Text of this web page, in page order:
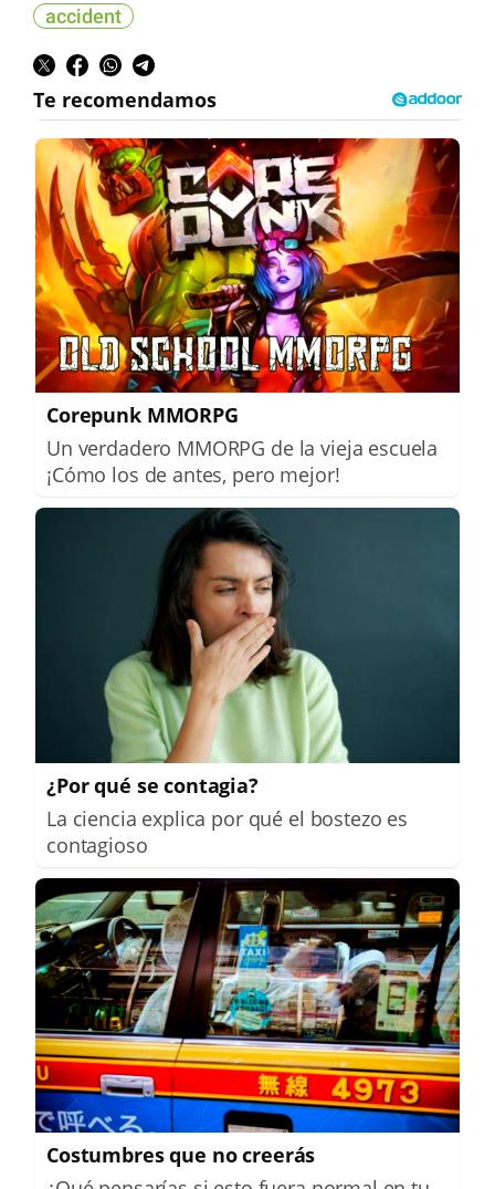
accident
Corepunk MMORPG
Un verdadero MMORPG de la vieja escuela
¡Cómo los de antes, pero mejor!
¿Por qué se contagia?
La ciencia explica por qué el bostezo es
contagioso
Costumbres que no creerás